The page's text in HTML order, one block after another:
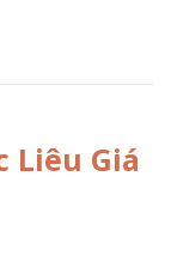
Liêu Giá